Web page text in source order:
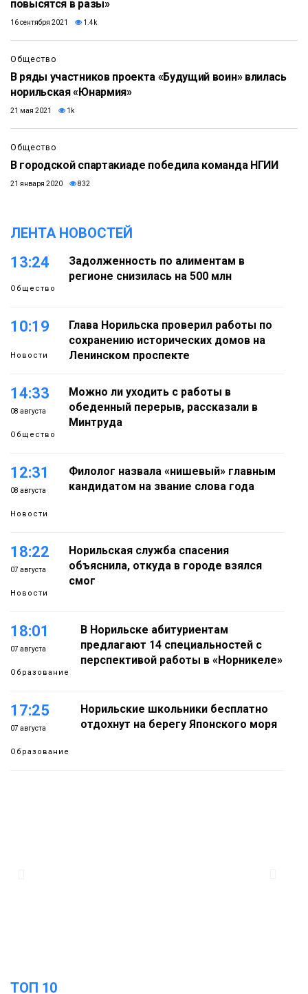
повысятся в разы»
16 сентября 2021 1.4k
Общество
В ряды участников проекта «Будущий воин» влилась
норильская «Юнармия»
21 мая 2021 1k
Общество
В городской спартакиаде победила команда НГИИ
21 января 2020 832
ЛЕНТА НОВОСТЕЙ
13:24
Общество
Задолженность по алиментам в
регионе снизилась на 500 млн
10:19
Новости
Глава Норильска проверил работы по
сохранению исторических домов на
Ленинском проспекте
14:33
08 августа
Общество
Можно ли уходить с работы в
обеденный перерыв, рассказали в
Минтруда
12:31
08 августа
Новости
Филолог назвала «нишевый» главным
кандидатом на звание слова года
18:22
07 августа
Новости
Норильская служба спасения
объяснила, откуда в городе взялся
смог
18:01
07 августа
Образование
В Норильске абитуриентам
предлагают 14 специальностей с
перспективой работы в «Норникеле»
17:25
07 августа
Образование
Норильские школьники бесплатно
отдохнут на берегу Японского моря
Спорт
ТОП 10